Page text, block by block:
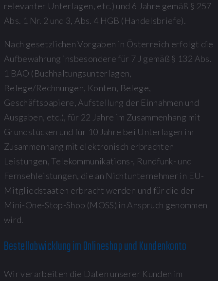
relevanter Unterlagen, etc.) und 6 Jahre gemäß § 257
Abs. 1 Nr. 2 und 3, Abs. 4 HGB (Handelsbriefe).
Nach gesetzlichen Vorgaben in Österreich erfolgt die
Aufbewahrung insbesondere für 7 J gemäß § 132 Abs.
1 BAO (Buchhaltungsunterlagen,
Belege/Rechnungen, Konten, Belege,
Geschäftspapiere, Aufstellung der Einnahmen und
Ausgaben, etc.), für 22 Jahre im Zusammenhang mit
Grundstücken und für 10 Jahre bei Unterlagen im
Zusammenhang mit elektronisch erbrachten
Leistungen, Telekommunikations-, Rundfunk- und
Fernsehleistungen, die an Nichtunternehmer in EU-
Mitgliedstaaten erbracht werden und für die der
Mini-One-Stop-Shop (MOSS) in Anspruch genommen
wird.
Bestellabwicklung im Onlineshop und Kundenkonto
Wir verarbeiten die Daten unserer Kunden im